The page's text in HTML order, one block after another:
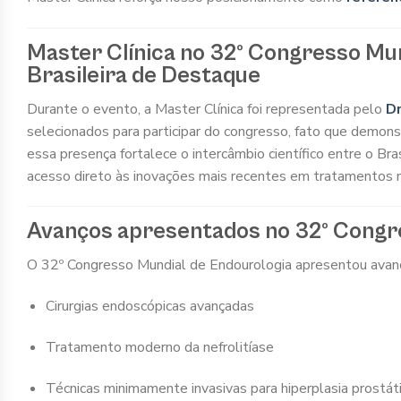
Master Clínica no 32º Congresso
Brasileira de Destaque
Durante o evento, a Master Clínica foi representada pelo
selecionados para participar do congresso, fato que
essa presença fortalece o intercâmbio científico entre o
acesso direto às inovações mais recentes em tratamentos
Avanços apresentados no 32º
O 32º Congresso Mundial de Endourologia apresentou
Cirurgias endoscópicas avançadas
Tratamento moderno da nefrolitíase
Técnicas minimamente invasivas para hiperplasia